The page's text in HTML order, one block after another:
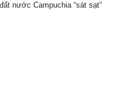
nước Campuchia “sát sạt”